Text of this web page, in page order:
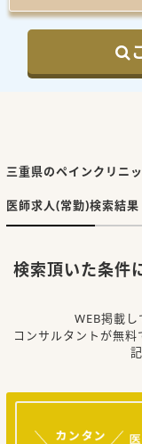
三重県のペインクリニ
医師求人(常勤)検索結果
検索頂いた条件
WEB掲載し
コンサルタントが無